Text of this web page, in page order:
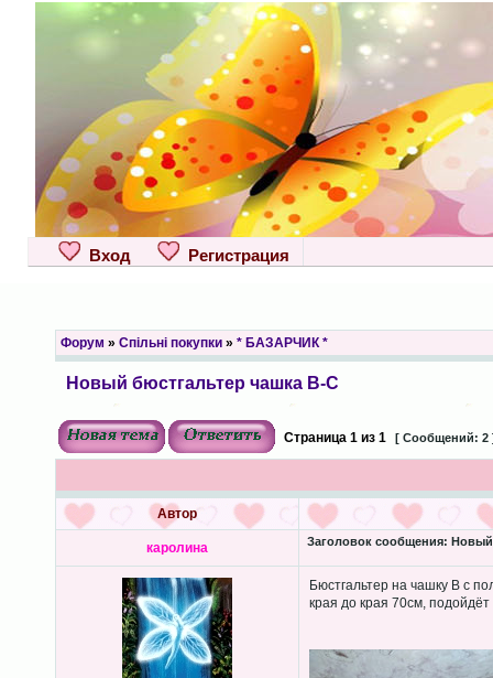
Вход Регистрация
Форум » Спільні покупки» * БАЗАРЧИК *
Новый бюстгальтер чашка B-C
Страница 1из 1 [ Сообщений: 2
Автор
каролина Заголовок сообщения: Новый
Бюстгальтер на чашку B с
края до края 70см,